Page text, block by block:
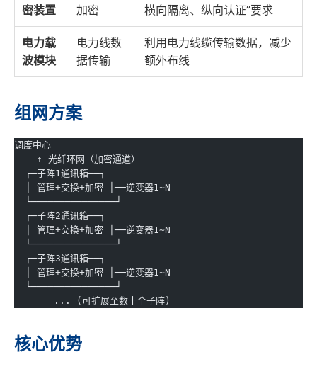
密装置
加密
横向隔离、纵向认证”要求
电力载
波模块
电力线数
据传输
利用电力线缆传输数据，减少
额外布线
组网方案
调度中心
    ↑ 光纤环网（加密通道）
  ┌─子阵1通讯箱──┐
  │ 管理+交换+加密 │──逆变器1~N
  └───────────────┘
  ┌─子阵2通讯箱──┐
  │ 管理+交换+加密 │──逆变器1~N
  └───────────────┘
  ┌─子阵3通讯箱──┐
  │ 管理+交换+加密 │──逆变器1~N
  └───────────────┘
       ... (可扩展至数十个子阵)
核心优势